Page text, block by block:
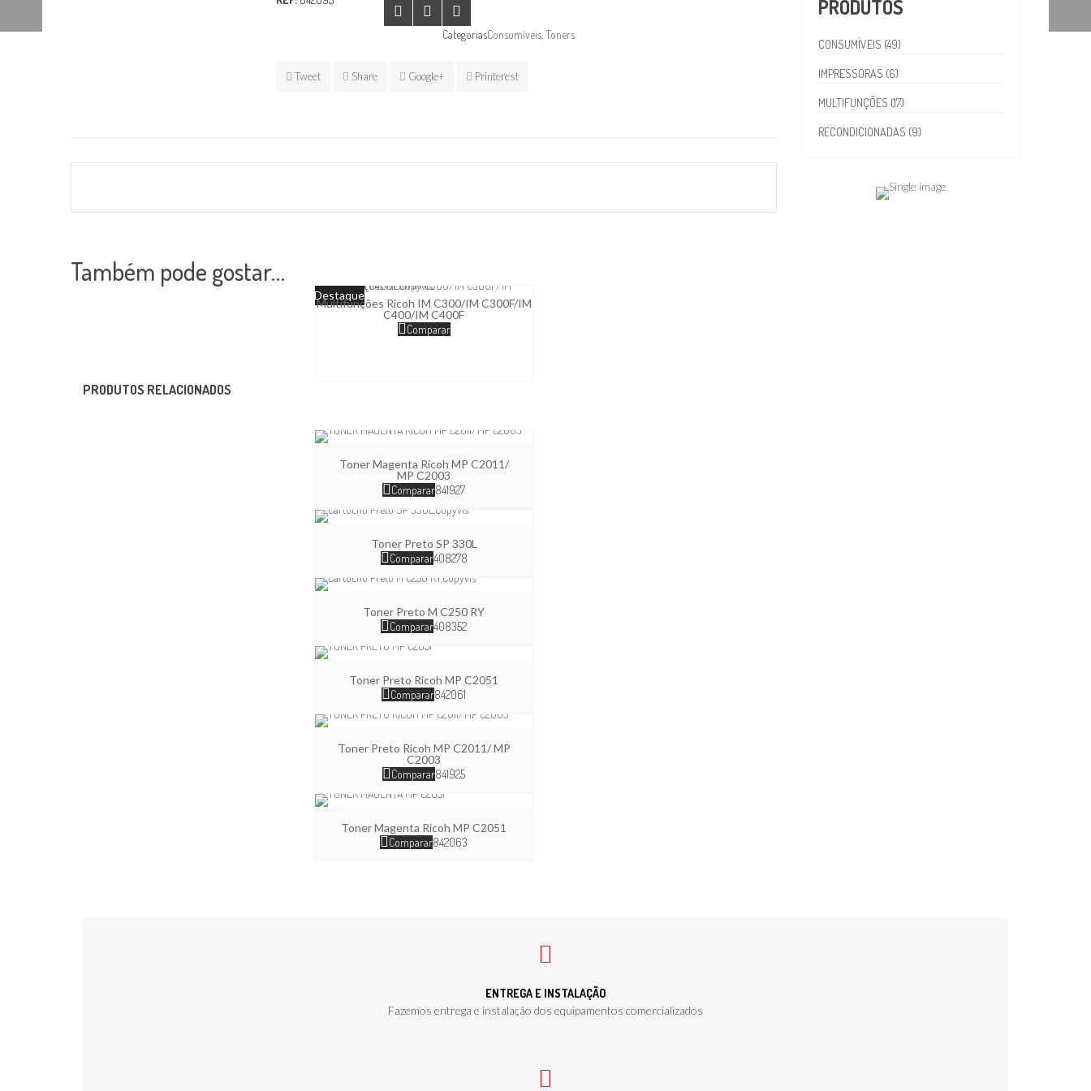
CategoriasConsumíveis Toners
Tweet Share Google+ Printerest
Também pode gostar…
Destaque
Multifunções Ricoh IM C300/IM C300F/IM
C400/IM C400F
Comparar
PRODUTOS RELACIONADOS
Toner Magenta Ricoh MP C2011/
MP C2003
Comparar841927
Toner Preto SP 330L
Comparar408278
Toner Preto M C250 RY
Comparar408352
Toner Preto Ricoh MP C2051
Comparar842061
Toner Preto Ricoh MP C2011/ MP
C2003
Comparar841925
Toner Magenta Ricoh MP C2051
Comparar842063
PRODUTOS
CONSUMÍVEIS (49)
IMPRESSORAS (6)
MULTIFUNÇÕES (17)
RECONDICIONADAS (9)
ENTREGA E INSTALAÇÃO
Fazemos entrega e instalação dos equipamentos comercializados